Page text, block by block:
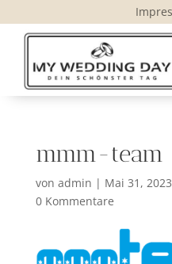
mmm-team
von admin | Mai 31, 2023
0 Kommentare